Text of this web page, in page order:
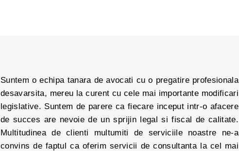
Suntem o echipa tanara de avocati cu o pregatire profesionala
desavarsita, mereu la curent cu cele mai importante modificari
legislative. Suntem de parere ca fiecare inceput intr-o afacere
de succes are nevoie de un sprijin legal si fiscal de calitate.
Multitudinea de clienti multumiti de serviciile noastre ne-a
convins de faptul ca oferim servicii de consultanta la cel mai